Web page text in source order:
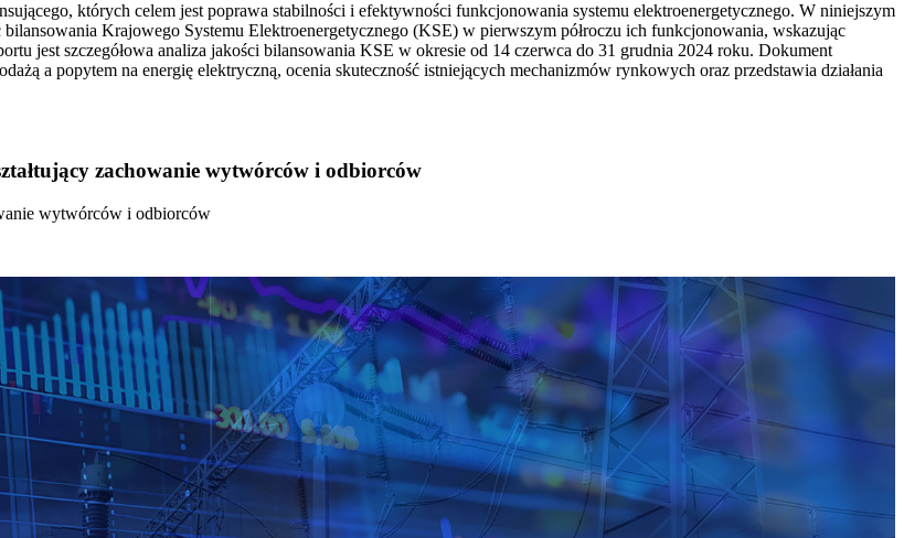
których celem jest poprawa stabilności i efektywności funkcjonowania systemu elektroenergetycznego. W niniejszym
Krajowego Systemu Elektroenergetycznego (KSE) w pierwszym półroczu ich funkcjonowania, wskazując
jest szczegółowa analiza jakości bilansowania KSE w okresie od 14 czerwca do 31 grudnia 2024 roku. Dokument
a popytem na energię elektryczną, ocenia skuteczność istniejących mechanizmów rynkowych oraz przedstawia działania
zachowanie wytwórców i odbiorców
wytwórców i odbiorców